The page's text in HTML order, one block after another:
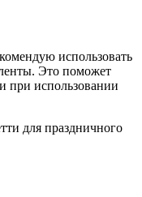
использовать
Это поможет
при использовании